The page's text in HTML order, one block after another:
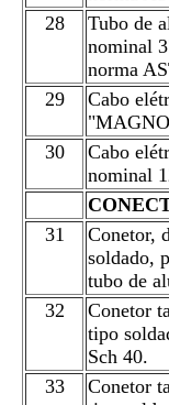
28
Tubo de
nominal
norma
29
Cabo
30
Cabo
nominal
31
Conetor,
soldado,
tubo de
32
Conetor
tipo
Sch 40.
33
Conetor